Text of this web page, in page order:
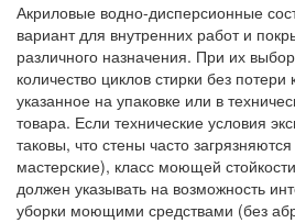
Акриловые водно-дисперсионные
вариант для внутренних работ и
различного назначения. При их
количество циклов стирки без потери
указанное на упаковке или в
товара. Если технические условия
таковы, что стены часто
мастерские), класс моющей
должен указывать на возможность
уборки моющими средствами (без